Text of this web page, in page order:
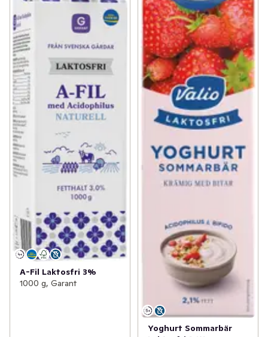
A-Fil Laktosfri 3%
1000 g, Garant
Yoghurt Sommarbär